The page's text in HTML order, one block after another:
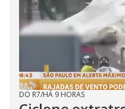
DO R7/HÁ 9 HORAS